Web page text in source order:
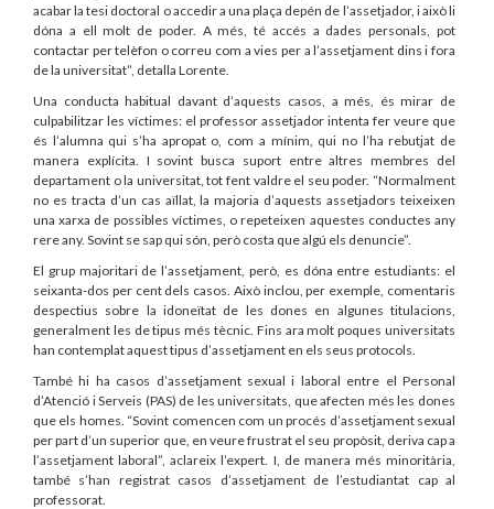
acabar la tesi doctoral o accedir a una plaça depén de l’assetjador, i això li
dóna a ell molt de poder. A més, té accés a dades personals, pot
contactar per telèfon o correu com a vies per a l’assetjament dins i fora
de la universitat”, detalla Lorente.
Una conducta habitual davant d’aquests casos, a més, és mirar de
culpabilitzar les víctimes: el professor assetjador intenta fer veure que
és l’alumna qui s’ha apropat o, com a mínim, qui no l’ha rebutjat de
manera explícita. I sovint busca suport entre altres membres del
departament o la universitat, tot fent valdre el seu poder. “Normalment
no es tracta d’un cas aïllat, la majoria d’aquests assetjadors teixeixen
una xarxa de possibles víctimes, o repeteixen aquestes conductes any
rere any. Sovint se sap qui són, però costa que algú els denuncie”.
El grup majoritari de l’assetjament, però, es dóna entre estudiants: el
seixanta-dos per cent dels casos. Això inclou, per exemple, comentaris
despectius sobre la idoneïtat de les dones en algunes titulacions,
generalment les de tipus més tècnic. Fins ara molt poques universitats
han contemplat aquest tipus d’assetjament en els seus protocols.
També hi ha casos d’assetjament sexual i laboral entre el Personal
d’Atenció i Serveis (PAS) de les universitats, que afecten més les dones
que els homes. “Sovint comencen com un procés d’assetjament sexual
per part d’un superior que, en veure frustrat el seu propòsit, deriva cap a
l’assetjament laboral”, aclareix l’expert. I, de manera més minoritària,
també s’han registrat casos d’assetjament de l’estudiantat cap al
professorat.